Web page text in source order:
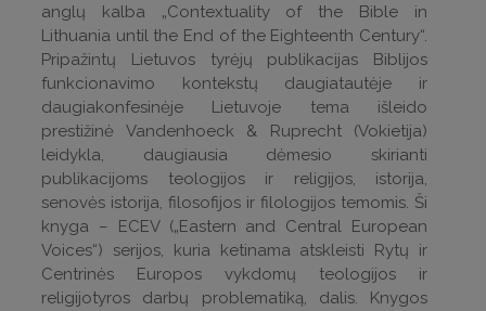
anglų kalba „Contextuality of the Bible in
Lithuania until the End of the Eighteenth Century“.
Pripažintų Lietuvos tyrėjų publikacijas Biblijos
funkcionavimo kontekstų daugiatautėje ir
daugiakonfesinėje Lietuvoje tema išleido
prestižinė Vandenhoeck & Ruprecht (Vokietija)
leidykla, daugiausia dėmesio skirianti
publikacijoms teologijos ir religijos, istorija,
senovės istorija, filosofijos ir filologijos temomis. Ši
knyga – ECEV („Eastern and Central European
Voices“) serijos, kuria ketinama atskleisti Rytų ir
Centrinės Europos vykdomų teologijos ir
religijotyros darbų problematiką, dalis. Knygos